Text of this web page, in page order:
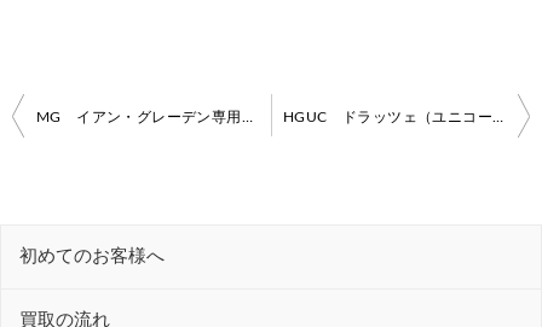
投
ゲ
ー
MG イアン・グレーデン専用ザクキャノン【ガンダム買取情報】 HGUC ドラッツェ（ユニコーンVer.)高価買取します！【ガンダム買取情報】
初めてのお客様へ
買取の流れ